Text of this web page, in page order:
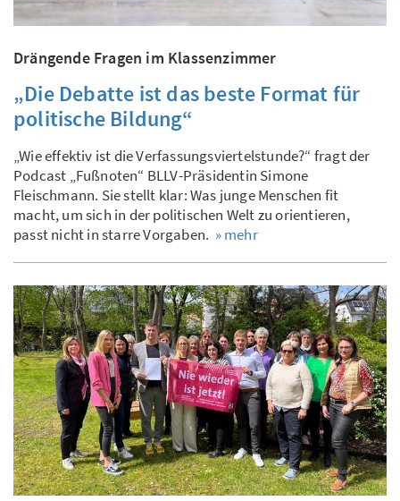
Drängende Fragen im Klassenzimmer
„Die Debatte ist das beste Format für
politische Bildung“
„Wie effektiv ist die Verfassungsviertelstunde?“ fragt der
Podcast „Fußnoten“ BLLV-Präsidentin Simone
Fleischmann. Sie stellt klar: Was junge Menschen fit
macht, um sich in der politischen Welt zu orientieren,
passt nicht in starre Vorgaben. » mehr